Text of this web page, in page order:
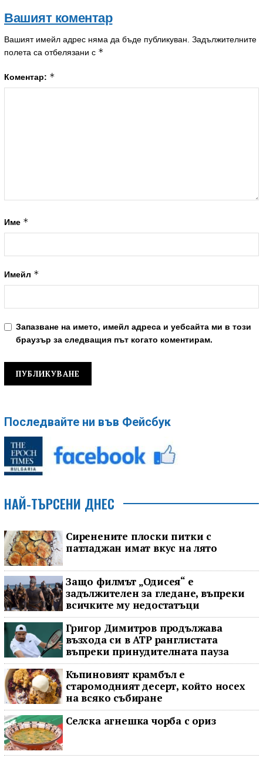
Вашият коментар
Вашият имейл адрес няма да бъде публикуван. Задължителните
полета са отбелязани с *
Коментар: *
Име *
Имейл *
Запазване на името, имейл адреса и уебсайта ми в този
браузър за следващия път когато коментирам.
Последвайте ни във Фейсбук
НАЙ-ТЪРСЕНИ ДНЕС
Сиренените плоски питки с
патладжан имат вкус на лято
Защо филмът „Одисея“ е
задължителен за гледане, въпреки
всичките му недостатъци
Григор Димитров продължава
възхода си в ATP ранглистата
въпреки принудителната пауза
Къпиновият крамбъл е
старомодният десерт, който носех
на всяко събиране
Селска агнешка чорба с ориз